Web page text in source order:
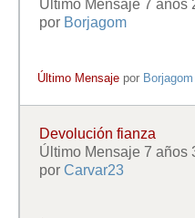
Último Mensaje 7 años
por Borjagom
Último Mensaje por Borjagom
Devolución fianza
Último Mensaje 7 años
por Carvar23